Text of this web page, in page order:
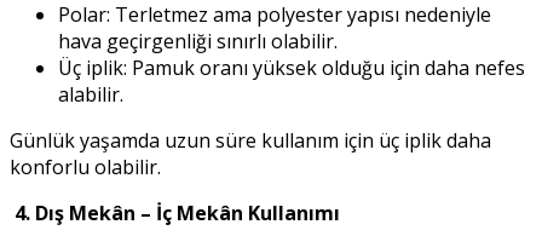
Polar: Terletmez ama polyester yapısı nedeniyle
hava geçirgenliği sınırlı olabilir.
Üç iplik: Pamuk oranı yüksek olduğu için daha nefes
alabilir.
Günlük yaşamda uzun süre kullanım için üç iplik daha
konforlu olabilir.
4. Dış Mekân – İç Mekân Kullanımı